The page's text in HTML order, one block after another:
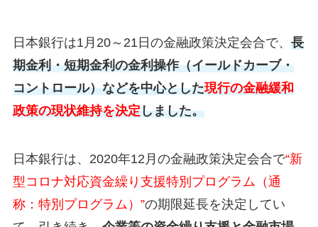
日本銀行は1月20～21日の金融政策決定会合で、 長
期金利・短期金利の金利操作（イールドカーブ・
コントロール）などを中心とした現行の金融緩和
政策の現状維持を決定しました。
日本銀行は、2020年12月の金融政策決定会合で“新
型コロナ対応資金繰り支援特別プログラム（通
称：特別プログラム）”の期限延長を決定してい